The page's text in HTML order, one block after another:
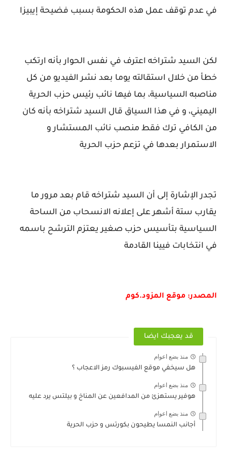
في عدم توقف عمل هذه الحكومة بسبب فضيحة إيبيزا
لكن السيد شتراخه اعترف في نفس الحوار بأنه ارتكب
خطأ من خلال استقالته يوما بعد نشر الفيديو من كل
مناصبه السياسية، بما فيها نائب رئيس حزب الحرية
اليميني، و في هذا السياق قال السيد شتراخه بأنه كان
من الكافي ترك فقط منصب نائب المستشار و
الاستمرار بعدها في تزعم حزب الحرية
تجدر الإشارة إلى أن السيد شتراخه قام بعد مرور ما
يقارب ستة أشهر على إعلانه الانسحاب من الساحة
السياسية بتأسيس حزب صغير يعتزم الترشح باسمه
في انتخابات فيينا القادمة
المصدر: موقع المزود.كوم
قد يعجبك ايضا
منذ بضع اعوام
هل سيخفي موقع الفيسبوك رمز الاعجاب ؟
منذ بضع اعوام
هوفير يستهزئ من المدافعين عن المناخ و بيلتس يرد عليه
منذ بضع اعوام
أجانب النمسا يطيحون بكورتس و حزب الحرية